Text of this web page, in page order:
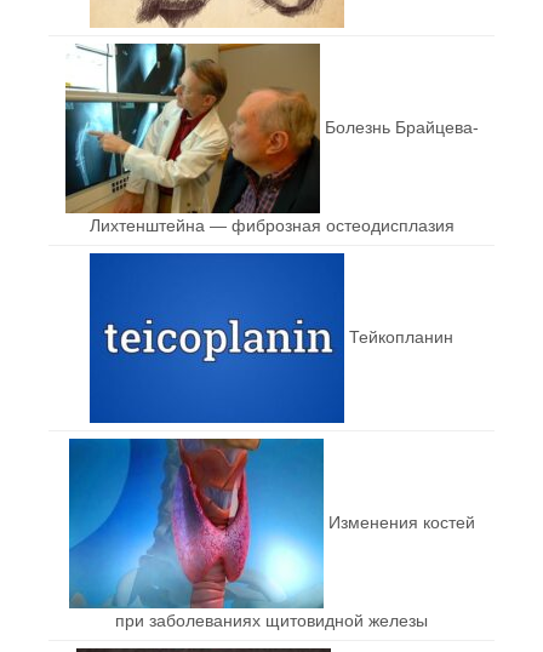
Болезнь Брайцева-
Лихтенштейна — фиброзная остеодисплазия
Тейкопланин
Изменения костей
при заболеваниях щитовидной железы